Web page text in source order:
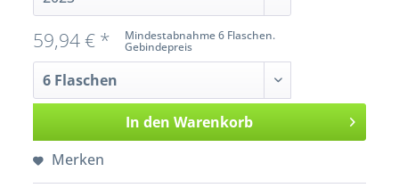
Mindestabnahme 6 Flaschen.
Gebindepreis
59,94 € *
In den Warenkorb
Merken